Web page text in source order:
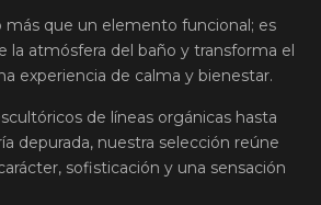
más que un elemento funcional; es
la atmósfera del baño y transforma el
experiencia de calma y bienestar.
de líneas orgánicas hasta
depurada, nuestra selección reúne
sofisticación y una sensación